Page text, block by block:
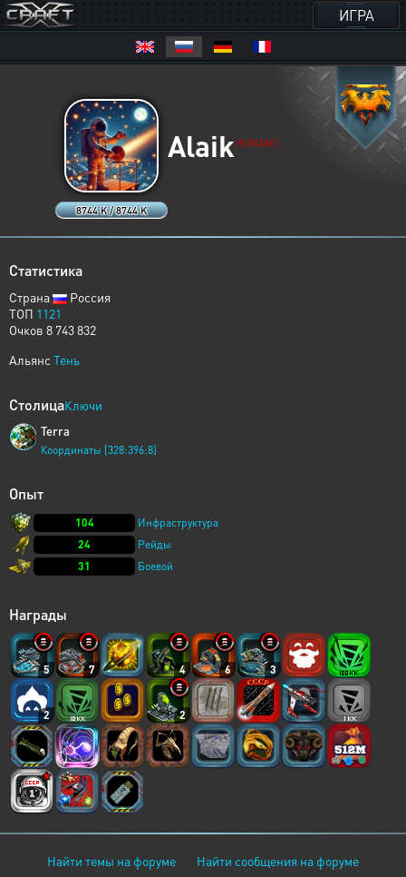
ИГРА
8744 K / 8744 K
AlaikHUMANS
Статистика
Страна
Россия
ТОП 1121
Очков 8 743 832
Альянс Тень
СтолицаКлючи
Terra
Координаты [328:396:8]
Опыт
104
Инфраструктура
24
Рейды
31
Боевой
Награды
5 7 4 6 3
2 2
Найти темы на форуме
Найти сообщения на форуме